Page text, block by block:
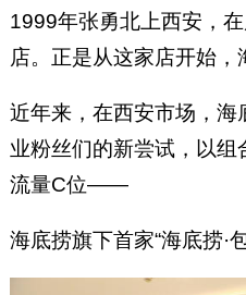
1999年张勇北上西安，
店。正是从这家店开始，
近年来，在西安市场，
业粉丝们的新尝试，以组
流量C位——
海底捞旗下首家“海底捞·